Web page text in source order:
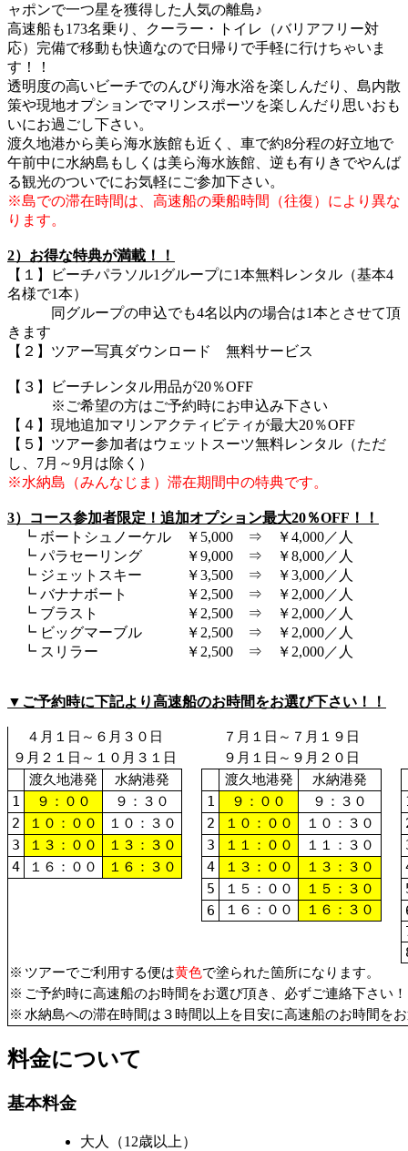
ャポンで一つ星を獲得した人気の離島♪
高速船も173名乗り、クーラー・トイレ（バリアフリー対
応）完備で移動も快適なので日帰りで手軽に行けちゃいま
す！！
透明度の高いビーチでのんびり海水浴を楽しんだり、島内散
策や現地オプションでマリンスポーツを楽しんだり思いおも
いにお過ごし下さい。
渡久地港から美ら海水族館も近く、車で約8分程の好立地で
午前中に水納島もしくは美ら海水族館、逆も有りきでやんば
る観光のついでにお気軽にご参加下さい。
※島での滞在時間は、高速船の乗船時間（往復）により異な
ります。
2）お得な特典が満載！！
【１】ビーチパラソル1グループに1本無料レンタル（基本4
名様で1本）
同グループの申込でも4名以内の場合は1本とさせて頂
きます
【２】ツアー写真ダウンロード 無料サービス
【３】ビーチレンタル用品が20％OFF
※ご希望の方はご予約時にお申込み下さい
【４】現地追加マリンアクティビティが最大20％OFF
【５】ツアー参加者はウェットスーツ無料レンタル（ただ
し、7月～9月は除く）
※水納島（みんなじま）滞在期間中の特典です。
3）コース参加者限定！追加オプション最大20％OFF！！
┗ ボートシュノーケル ￥5,000 ⇒ ￥4,000／人
┗ パラセーリング ￥9,000 ⇒ ￥8,000／人
┗ ジェットスキー ￥3,500 ⇒ ￥3,000／人
┗ バナナボート ￥2,500 ⇒ ￥2,000／人
┗ ブラスト ￥2,500 ⇒ ￥2,000／人
┗ ビッグマーブル ￥2,500 ⇒ ￥2,000／人
┗ スリラー ￥2,500 ⇒ ￥2,000／人
▼ご予約時に下記より高速船のお時間をお選び下さい！！
４月１日～６月３０日 ７月１日～７月１９日
９月２１日～１０月３１日
９月１日～９月２０日
渡久地港発
水納港発 渡久地港発
水納港発
1
９：００ ９：３０ 1 ９：００ ９：３０
2
１０：００ １０：３０ 2 １０：００ １０：３０
3
１３：００ １３：３０ 3 １１：００ １１：３０
4
１６：００ １６：３０ 4 １３：００ １３：３０
5
１５：００ １５：３０
6
１６：００ １６：３０
※ ツアーでご利用する便は黄色で塗られた箇所になります。
※ ご予約時に高速船のお時間をお選び頂き、必ずご連絡下さい
※ 水納島への滞在時間は３時間以上を目安に高速船のお時間を
料金について
基本料金
大人（12歳以上）